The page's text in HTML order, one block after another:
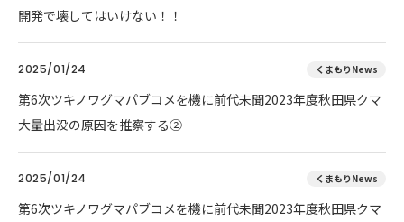
開発で壊してはいけない！！
2025/01/24 くまもりNews
第6次ツキノワグマパブコメを機に前代未聞2023年度秋田県クマ
大量出没の原因を推察する②
2025/01/24 くまもりNews
第6次ツキノワグマパブコメを機に前代未聞2023年度秋田県クマ